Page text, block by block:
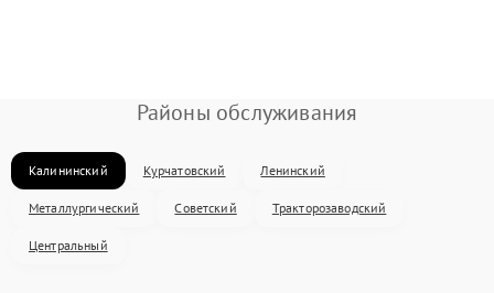
Районы обслуживания
Калининский Курчатовский Ленинский
Металлургический Советский Тракторозаводский
Центральный